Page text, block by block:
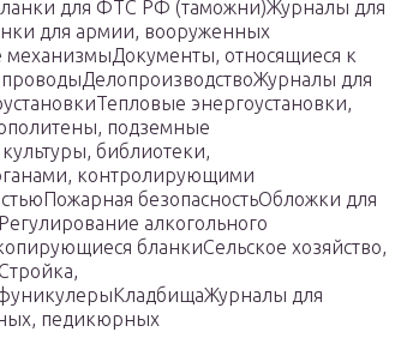
для ФТС РФ (таможни)Журналы для
для армии, вооруженных
механизмыДокументы, относящиеся к
для
энергоустановки,
подземные
библиотеки,
контролирующими
безопасностьОбложки для
алкогольного
бланкиСельское хозяйство,
для
педикюрных